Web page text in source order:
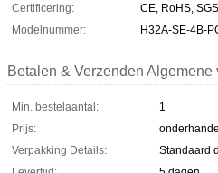
Certificering:
CE, RoHS,
Modelnummer:
H32A-SE-4B-
Betalen & Verzenden Algemene
Min. bestelaantal:
1
Prijs:
Verpakking Details:
Standaard